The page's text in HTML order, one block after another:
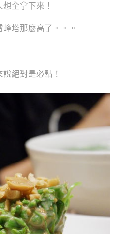
全拿下來！
塔那麼高了。。。
絕對是必點！